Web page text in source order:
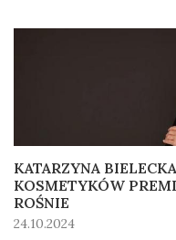
KATARZYNA
KOSMETYKÓW
ROŚNIE
24.10.2024